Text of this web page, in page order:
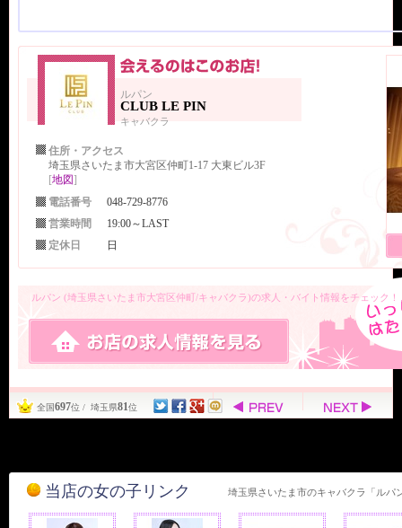
ルパン
CLUB LE PIN
キャバクラ
住所・アクセス
埼玉県さいたま市大宮区仲町1-17 大東ビル3F
[地図]
電話番号
048-729-8776
営業時間
19:00～LAST
定休日
日
ルパン (埼玉県さいたま市大宮区仲町/キャバクラ)の求人・バイト情報をチェック！
全国697位 / 埼玉県81位
当店の女の子リンク 埼玉県さいたま市のキャバクラ「ルパ